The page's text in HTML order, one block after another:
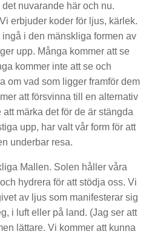
nuvarande här och nu.
erbjuder koder för ljus, kärlek.
i den mänskliga formen av
upp. Många kommer att se
kommer inte att se och
om vad som ligger framför dem
att försvinna till en alternativ
märka det för de är stängda
upp, har valt vår form för att
underbar resa.
Mallen. Solen håller våra
hydrera för att stödja oss. Vi
av ljus som manifesterar sig
i luft eller på land. (Jag ser att
lättare. Vi kommer att kunna